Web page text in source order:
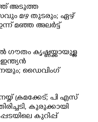
അടുത്ത
മഴ തുടരും; ഏഴ്
മഞ്ഞ അലർട്ട്
ഗൗതം കൃഷ്ണയ്ക്കായുള്ള
ഇന്ത്യൻ
ഡൈവിംഗ്
ക്രമക്കേട്; പി എസ്
കുരുക്കായി
കുറിപ്പ്